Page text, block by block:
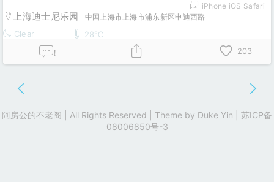
iPhone iOS Safari
上海迪士尼乐园 中国上海市上海市浦东新区申迪西路
Clear
28℃
!
203
阿房公的不老阁 | All Rights Reserved | Theme by Duke Yin
苏ICP备
08006850号-3